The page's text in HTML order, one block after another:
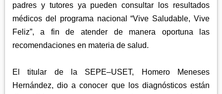
CONTLA
PANOTLA
CALPULALPAN
HUEYOTLIPAN
NANACAMILPA
padres y tutores ya pueden consultar los resultados
médicos del programa nacional “Vive Saludable, Vive
Feliz”, a fin de atender de manera oportuna las
recomendaciones en materia de salud.
El titular de la SEPE–USET, Homero Meneses
Hernández, dio a conocer que los diagnósticos están